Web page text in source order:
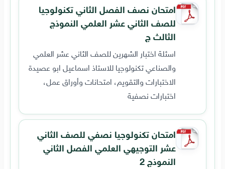
امتحان نصف الفصل الثاني تكنولوجيا
للصف الثاني عشر العلمي النموذج
الثالث ج
اسئلة اختبار الشهرين للصف الثاني عشر العلمي
والصناعي تكنولوجيا للاستاذ اسماعيل ابو عصيدة
الاختبارات والتقويم، امتحانات وأوراق عمل،
اختبارات نصفية
امتحان تكنولوجيا نصفي للصف الثاني
عشر التوجيهي العلمي الفصل الثاني
النموذج 2